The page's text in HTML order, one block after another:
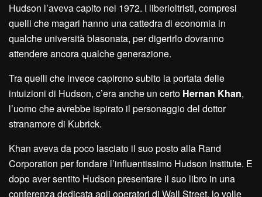
Hudson l’aveva capito nel 1972. I liberioltristi, compresi
quelli che magari hanno una cattedra di economia in
qualche università blasonata, per digerirlo dovranno
attendere ancora qualche generazione.
Tra quelli che invece capirono subito la portata delle
intuizioni di Hudson, c’era anche un certo Hernan Khan,
l’uomo che avrebbe ispirato il personaggio del dottor
stranamore di Kubrick.
Khan aveva da poco lasciato il suo posto alla Rand
Corporation per fondare l’influentissimo Hudson Institute. E
dopo aver sentito Hudson presentare il suo libro in una
conferenza dedicata agli operatori di Wall Street, lo volle